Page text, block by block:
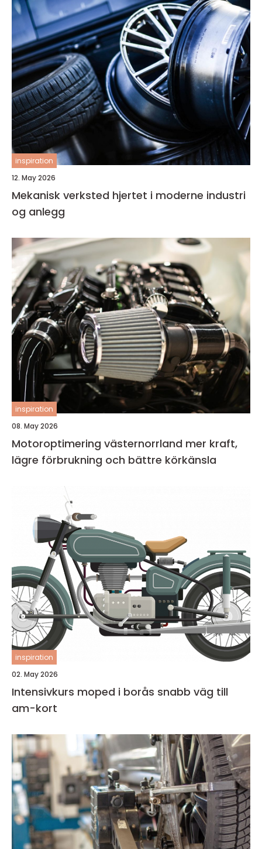
inspiration
12. May 2026
Mekanisk verksted hjertet i moderne industri
og anlegg
inspiration
08. May 2026
Motoroptimering västernorrland mer kraft,
lägre förbrukning och bättre körkänsla
inspiration
02. May 2026
Intensivkurs moped i borås snabb väg till
am-kort